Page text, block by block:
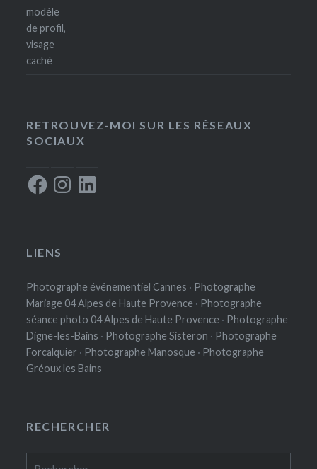
RETROUVEZ-MOI SUR LES RÉSEAUX
SOCIAUX
FacebookInstagram
LinkedIn
LIENS
Photographe événementiel Cannes · Photographe
Mariage 04 Alpes de Haute Provence · Photographe
séance photo 04 Alpes de Haute Provence · Photographe
Digne-les-Bains · Photographe Sisteron · Photographe
Forcalquier · Photographe Manosque · Photographe
Gréoux les Bains
RECHERCHER